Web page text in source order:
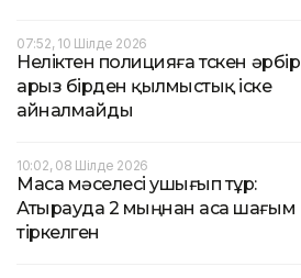
07:52, 10 Шілде 2026
Неліктен полицияға түскен әрбір
арыз бірден қылмыстық іске
айналмайды
10:02, 08 Шілде 2026
Маса мәселесі ушығып тұр:
Атырауда 2 мыңнан аса шағым
тіркелген